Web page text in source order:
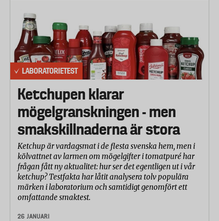
LABORATORIETEST
Ketchupen klarar
mögelgranskningen - men
smakskillnaderna är stora
Ketchup är vardagsmat i de flesta svenska hem, men i
kölvattnet av larmen om mögelgifter i tomatpuré har
frågan fått ny aktualitet: hur ser det egentligen ut i vår
ketchup? Testfakta har låtit analysera tolv populära
märken i laboratorium och samtidigt genomfört ett
omfattande smaktest.
26 JANUARI